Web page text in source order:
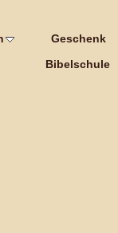
Geschenk
Bibelschule